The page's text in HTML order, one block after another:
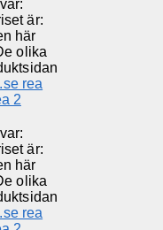
är:
här
olika
är:
här
olika